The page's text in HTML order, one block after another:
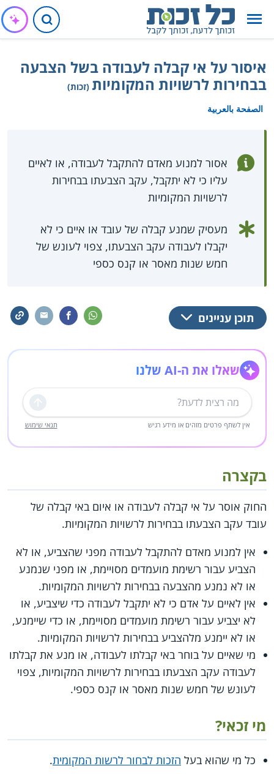
איסור על אי קבלה לעבודה בשל הצבעה
בבחירות לרשויות המקומיות (זכות)
الصفحة بالعربية
אסור למנוע מאדם להתקבל לעבודה, או לאיים
עליו כי לא יתקבל, עקב הצבעתו בבחירות
לרשויות המקומיות
מעסיק שמנע קבלה של עובד או איים כי לא
יקבלו לעבודה עקב הצבעתו, צפוי לעונש של
חמש שנות מאסר או קנס כספי
תוכן עניינים
שאלו את ה-AI שלנו
שליחה
אין לשתף פרטים מזהים או מידע רגיש תנאי שימוש
בקצרה
החוק אוסר על אי קבלה לעבודה או איום באי קבלה של
עובד עקב הצבעתו בבחירות לרשויות המקומיות.
אין למנוע מאדם להתקבל לעבודה מפני שהצביע, או לא
הצביע עבור רשימת מועמדים מסויימת, או מפני שנמנע
או לא נמנע מהצבעה בבחירות לרשויות המקומיות.
אין לאיים על אדם כי לא יתקבל לעבודה כדי שיצביע, או
לא יצביע עבור רשימת מועמדים מסויימת, או כדי שיימנע,
או לא יימנע מלהצביע בבחירות לרשויות המקומיות.
מי שאיים על בוחר באי קבלתו לעבודה, או מנע את קבלתו
לעבודה עקב הצבעתו בבחירות לרשויות המקומיות, צפוי
לעונש של חמש שנות מאסר או קנס כספי.
מי זכאי?
כל מי שהוא בעל הזכות לבחור לרשות המקומית.